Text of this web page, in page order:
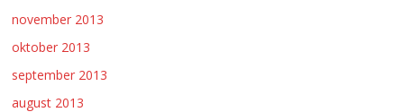
november 2013
oktober 2013
september 2013
august 2013